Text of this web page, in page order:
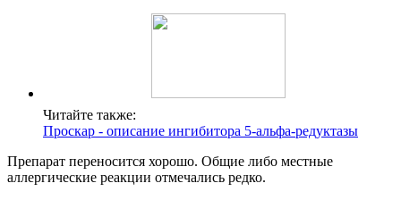
Читайте также:
Проскар - описание ингибитора 5-альфа-редуктазы
Препарат переносится хорошо. Общие либо местные
аллергические реакции отмечались редко.